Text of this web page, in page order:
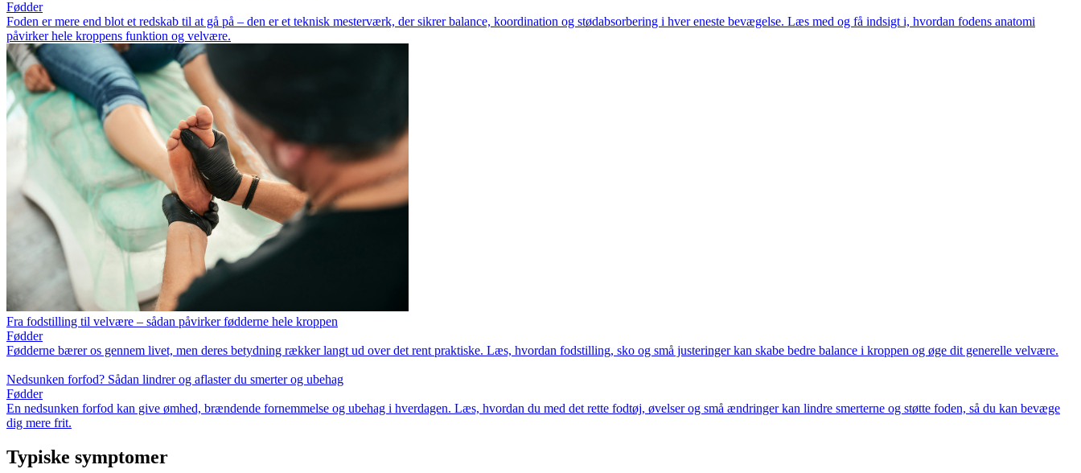
Fødder
Foden er mere end blot et redskab til at gå på – den er et teknisk mesterværk, der sikrer balance, koordination og stødabsorbering i hver eneste bevægelse. Læs med og få indsigt i, hvordan fodens anatomi
påvirker hele kroppens funktion og velvære.
Fra fodstilling til velvære – sådan påvirker fødderne hele kroppen
Fødder
Fødderne bærer os gennem livet, men deres betydning rækker langt ud over det rent praktiske. Læs, hvordan fodstilling, sko og små justeringer kan skabe bedre balance i kroppen og øge dit generelle velvære.
Nedsunken forfod? Sådan lindrer og aflaster du smerter og ubehag
Fødder
En nedsunken forfod kan give ømhed, brændende fornemmelse og ubehag i hverdagen. Læs, hvordan du med det rette fodtøj, øvelser og små ændringer kan lindre smerterne og støtte foden, så du kan bevæge
dig mere frit.
Typiske symptomer